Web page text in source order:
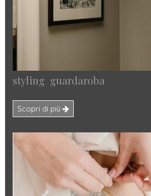
styling guardaroba
Scopri di più